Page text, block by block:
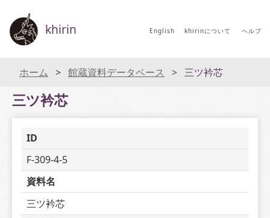
khirin English khirinについて ヘルプ
ホーム 館蔵資料データベース 三ツ衿芯
三ツ衿芯
ID
F-309-4-5
資料名
三ツ衿芯